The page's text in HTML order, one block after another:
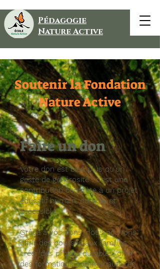
Pédagogie
Nature Active
Soutenir la Fondation
Nature Active
Faire un don
Votre don est bien plus qu’un
geste de générosité : c’est une
contribution concrète à un projet
éducatif humain, durable et
accessible.
Grâce à vos dons, nous pouvons
offrir des bourses aux familles,
créer des projets durables, offrir
des formations communautaires